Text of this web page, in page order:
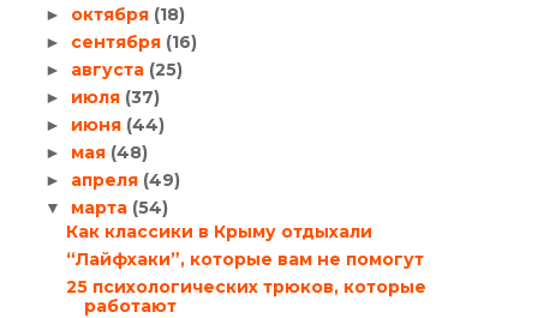
► октября (18)
► сентября (16)
► августа (25)
► июля (37)
► июня (44)
► мая (48)
► апреля (49)
▼ марта (54)
Как классики в Крыму отдыхали
“Лайфхаки”, которые вам не помогут
25 психологических трюков, которые
работают